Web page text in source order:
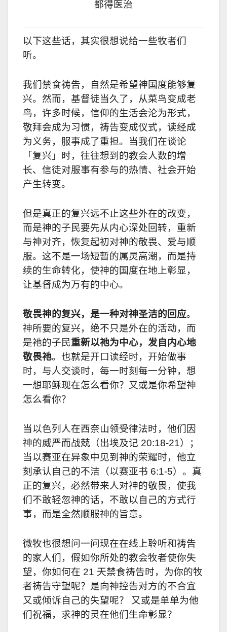
都得医治
以下这些话，其实很想说给一些牧者们
听。
我们禁食祷告，自然是希望神国度能够复
兴。然而，基督徒当久了，从菜鸟变成老
鸟，许多时候，信仰的生活会沦为形式，
敬拜会成为习惯，祷告变成仪式，读经成
为义务，服事成了重担。当我们在谈论
「复兴」时，往往想到的教会人数的增
长、信徒对服事有参与的热情、社会开始
产生转变。
但是真正的复兴远不止这些外在的改变，
而是神的子民要先从内心深处回转，重新
与神对齐，恢复起初对神的敬畏、爱与顺
服。这不是一场短暂的属灵高潮，而是持
续的生命转化，使神的国度在地上彰显，
让基督成为万有的中心。
敬畏神的复兴，是一种对神圣洁的回应。
神所要的复兴，绝不只是外在的活动，而
是祂的子民重新以祂为中心，发自内心地
敬畏祂。也就是开口读经时，开始做事
时，与人交谈时，每一时刻每一分钟，想
一想耶稣现在怎么看你？又或是你希望神
怎么看你？
当以色列人在西奈山领受律法时，他们因
神的威严而战兢（出埃及记 20:18-21）；
当以赛亚在异象中见到神的荣耀时，他立
刻承认自己的不洁（以赛亚书 6:1-5）。真
正的复兴，必然带来人对神的敬畏，使我
们不敢轻忽神的话，不敢以自己的方式行
事，而是全然顺服神的旨意。
微牧也很想问一问现在在线上聆听和祷告
的家人们，假如你所处的教会牧者使你失
望，你如何在 21 天禁食祷告时，为你的牧
者祷告守望呢？是向神控告对方的不合宜
又或倾诉自己的失望呢？ 又或是单单为他
们祝福，求神的灵在他们生命彰显？